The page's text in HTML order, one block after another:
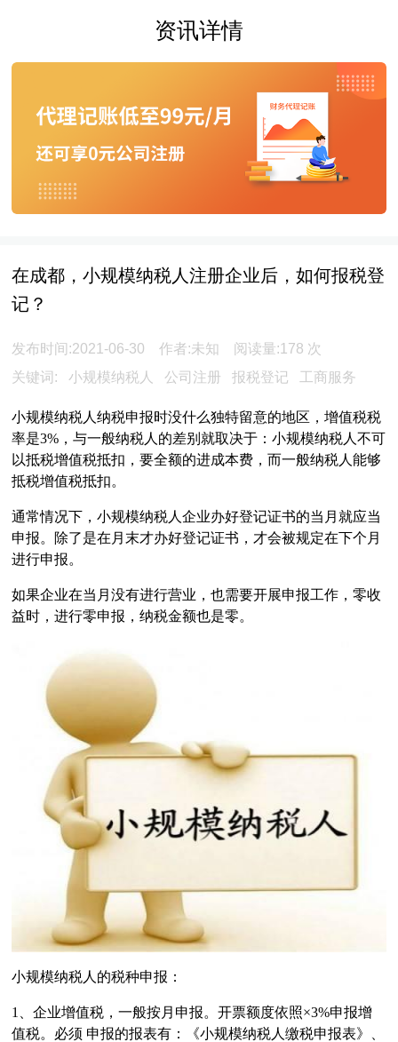
资讯详情
在成都，小规模纳税人注册企业后，如何报税登
记？
发布时间:2021-06-30 作者:未知 阅读量:178 次
关键词:
小规模纳税人 公司注册 报税登记 工商服务
小规模纳税人纳税申报时没什么独特留意的地区，增值税税
率是3%，与一般纳税人的差别就取决于：小规模纳税人不可
以抵税增值税抵扣，要全额的进成本费，而一般纳税人能够
抵税增值税抵扣。
通常情况下，小规模纳税人企业办好登记证书的当月就应当
申报。除了是在月末才办好登记证书，才会被规定在下个月
进行申报。
如果企业在当月没有进行营业，也需要开展申报工作，零收
益时，进行零申报，纳税金额也是零。
小规模纳税人的税种申报：
1、企业增值税，一般按月申报。开票额度依照×3%申报增
值税。必须 申报的报表有：《小规模纳税人缴税申报表》、